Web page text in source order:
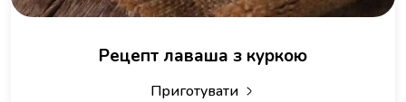
Рецепт лаваша з куркою
Приготувати